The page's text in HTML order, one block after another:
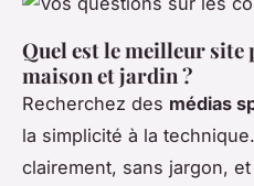
Quel est le meilleur site
maison et jardin ?
Recherchez des médias
la simplicité à la
clairement, sans jargon,